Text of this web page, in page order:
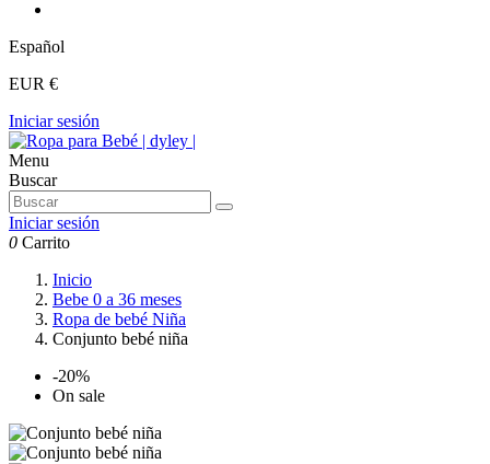
Español
EUR €
Iniciar sesión
Menu
Buscar
Iniciar sesión
0 Carrito
Inicio
Bebe 0 a 36 meses
Ropa de bebé Niña
Conjunto bebé niña
-20%
On sale